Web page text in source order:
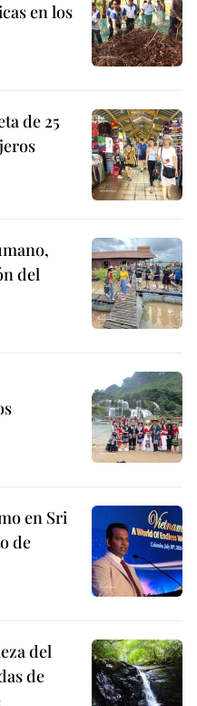
en los
de 25
del
en Sri
de
del
de